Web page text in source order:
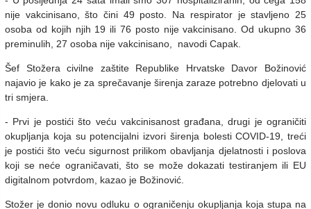
nije vakcinisano, što čini 49 posto. Na respirator je stavljeno 25
osoba od kojih njih 19 ili 76 posto nije vakcinisano. Od ukupno 36
preminulih, 27 osoba nije vakcinisano, navodi Capak.
Šef Stožera civilne zaštite Republike Hrvatske Davor Božinović
najavio je kako je za sprečavanje širenja zaraze potrebno djelovati u
tri smjera.
- Prvi je postići što veću vakcinisanost građana, drugi je ograničiti
okupljanja koja su potencijalni izvori širenja bolesti COVID-19, treći
je postići što veću sigurnost prilikom obavljanja djelatnosti i poslova
koji se neće ograničavati, što se može dokazati testiranjem ili EU
digitalnom potvrdom, kazao je Božinović.
Stožer je donio novu odluku o ograničenju okupljanja koja stupa na